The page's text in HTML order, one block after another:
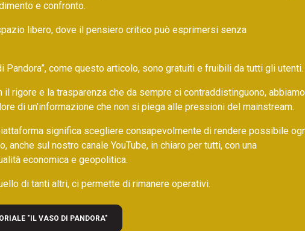
e confronto.
libero, dove il pensiero critico può esprimersi senza
Pandora”, come questo articolo, sono gratuiti e fruibili da tutti gli utenti.
rigore e la trasparenza che da sempre ci contraddistinguono, abbiamo
di un’informazione che non si piega alle pressioni del mainstream.
significa scegliere consapevolmente di rendere possibile
anche sul nostro canale YouTube, in chiaro per tutti, con una
economica e geopolitica.
di tanti altri, ci permette di rimanere operativi.
"IL VASO DI PANDORA"